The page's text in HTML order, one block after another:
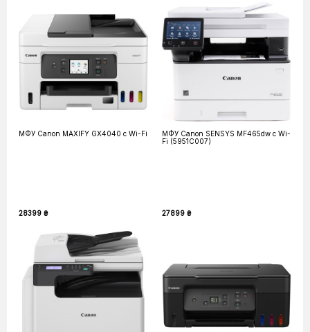
МФУ Canon MAXIFY GX4040 с Wi-Fi
28399 ₴
МФУ Canon SENSYS MF465dw с Wi-
Fi (5951C007)
27899 ₴